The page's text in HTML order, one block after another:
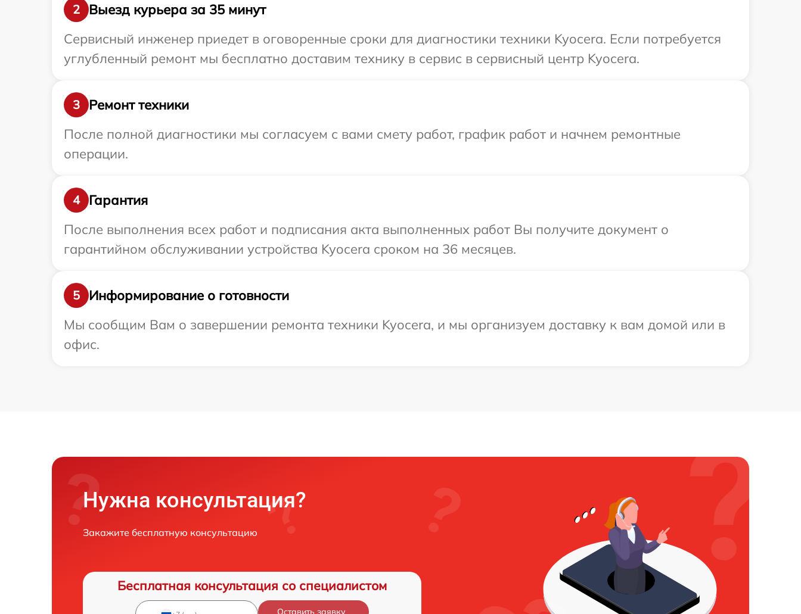
2
Выезд курьера за 35 минут
Сервисный инженер приедет в оговоренные сроки для диагностики техники Kyocera. Если потребуется
углубленный ремонт мы бесплатно доставим технику в сервис в сервисный центр Kyocera.
3
Ремонт техники
После полной диагностики мы согласуем с вами смету работ, график работ и начнем ремонтные
операции.
4
Гарантия
После выполнения всех работ и подписания акта выполненных работ Вы получите документ о
гарантийном обслуживании устройства Kyocera сроком на 36 месяцев.
5
Информирование о готовности
Мы сообщим Вам о завершении ремонта техники Kyocera, и мы организуем доставку к вам домой или в
офис.
Нужна консультация?
Закажите бесплатную консультацию
Бесплатная консультация со специалистом
Оставить заявку